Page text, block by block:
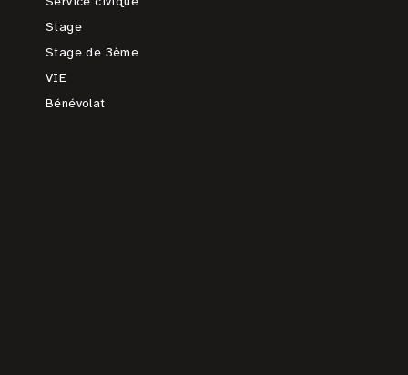
Stage
Stage de 3ème
VIE
Bénévolat